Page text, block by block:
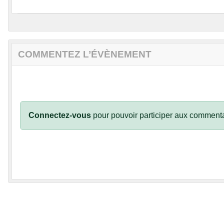
COMMENTEZ L’ÉVÈNEMENT
Connectez-vous pour pouvoir participer aux